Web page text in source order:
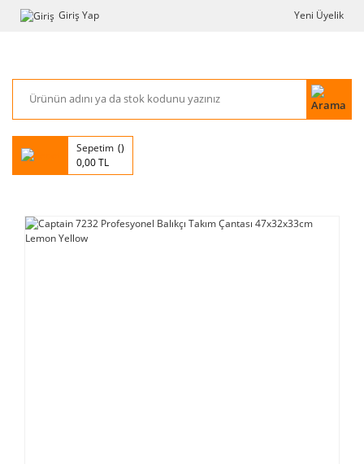
Giriş Yap Yeni Üyelik
Sepetim
0,00 TL